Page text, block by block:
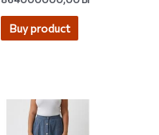
3.67
out of 5
Buy product